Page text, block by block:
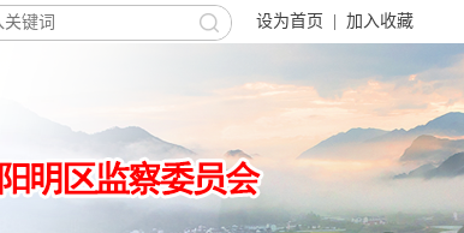
设为首页 加入收藏